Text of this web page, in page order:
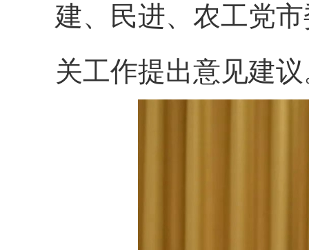
建、民进、农工党
关工作提出意见建